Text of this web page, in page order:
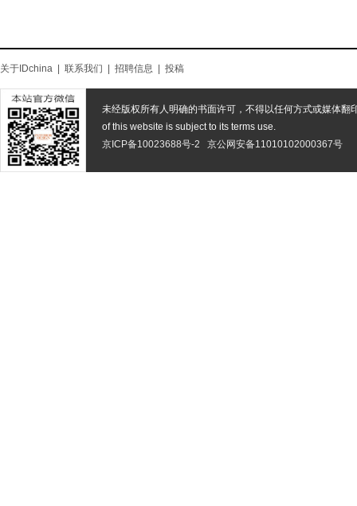
关于IDchina 联系我们 招聘信息 投稿
未经版权所有人明确的书面许可，不得以任何方式或媒体翻
of this website is subject to its terms use.
京ICP备10023688号-2
京公网安备11010102000367号